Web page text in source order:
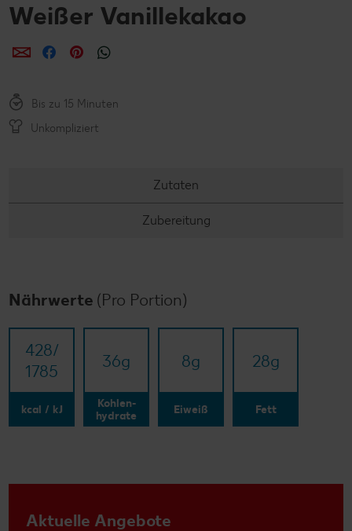
Weißer Vanillekakao
per E-Mail teilen
per Facebook teilen
per Pinterest teilen
Bis zu 15 Minuten
Unkompliziert
Zutaten
Zubereitung
Nährwerte (Pro Portion)
428/​
1785
kcal / kJ
36g
Kohlen-
hydrate
8g
Eiweiß
28g
Fett
Aktuelle Angebote